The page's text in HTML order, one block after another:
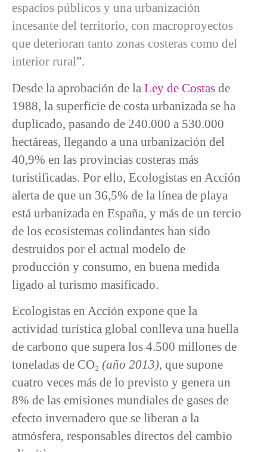
espacios públicos y una urbanización
incesante del territorio, con macroproyectos
que deterioran tanto zonas costeras como del
interior rural”.
Desde la aprobación de la Ley de Costas de
1988, la superficie de costa urbanizada se ha
duplicado, pasando de 240.000 a 530.000
hectáreas, llegando a una urbanización del
40,9% en las provincias costeras más
turistificadas. Por ello, Ecologistas en Acción
alerta de que un 36,5% de la línea de playa
está urbanizada en España, y más de un tercio
de los ecosistemas colindantes han sido
destruidos por el actual modelo de
producción y consumo, en buena medida
ligado al turismo masificado.
Ecologistas en Acción expone que la
actividad turística global conlleva una huella
de carbono que supera los 4.500 millones de
toneladas de CO₂ (año 2013), que supone
cuatro veces más de lo previsto y genera un
8% de las emisiones mundiales de gases de
efecto invernadero que se liberan a la
atmósfera, responsables directos del cambio